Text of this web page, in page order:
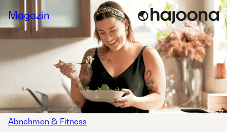
to
content
Magazin
Abnehmen & Fitness